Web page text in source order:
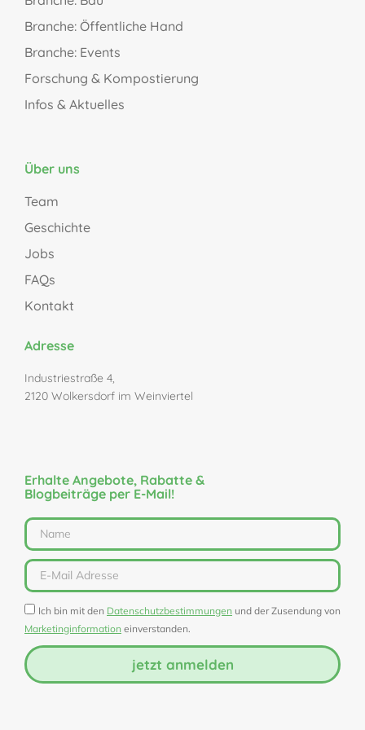
Branche: Öffentliche Hand
Branche: Events
Forschung & Kompostierung
Infos & Aktuelles
Über uns
Team
Geschichte
Jobs
FAQs
Kontakt
Adresse
Industriestraße 4,
2120 Wolkersdorf im Weinviertel
Erhalte Angebote, Rabatte &
Blogbeiträge per E-Mail!
Ich bin mit den Datenschutzbestimmungen und der Zusendung von
Marketinginformation einverstanden.
jetzt anmelden